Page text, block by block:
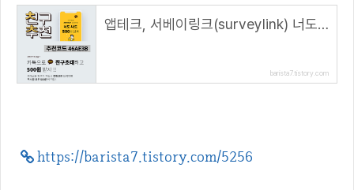
앱테크, 서베이링크(surveylink) 너도나도 500 포인트( 추천코드 : 46AE3B )
barista7.tistory.com
https://barista7.tistory.com/5256